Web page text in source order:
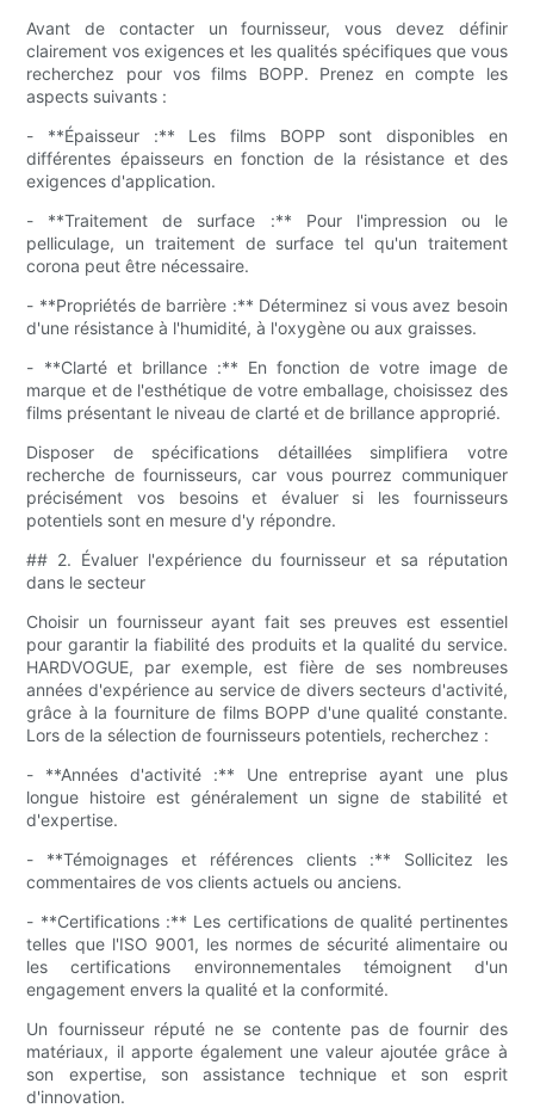
Avant de contacter un fournisseur, vous devez définir
clairement vos exigences et les qualités spécifiques que vous
recherchez pour vos films BOPP. Prenez en compte les
aspects suivants :
- **Épaisseur :** Les films BOPP sont disponibles en
différentes épaisseurs en fonction de la résistance et des
exigences d'application.
- **Traitement de surface :** Pour l'impression ou le
pelliculage, un traitement de surface tel qu'un traitement
corona peut être nécessaire.
- **Propriétés de barrière :** Déterminez si vous avez besoin
d'une résistance à l'humidité, à l'oxygène ou aux graisses.
- **Clarté et brillance :** En fonction de votre image de
marque et de l'esthétique de votre emballage, choisissez des
films présentant le niveau de clarté et de brillance approprié.
Disposer de spécifications détaillées simplifiera votre
recherche de fournisseurs, car vous pourrez communiquer
précisément vos besoins et évaluer si les fournisseurs
potentiels sont en mesure d'y répondre.
## 2. Évaluer l'expérience du fournisseur et sa réputation
dans le secteur
Choisir un fournisseur ayant fait ses preuves est essentiel
pour garantir la fiabilité des produits et la qualité du service.
HARDVOGUE, par exemple, est fière de ses nombreuses
années d'expérience au service de divers secteurs d'activité,
grâce à la fourniture de films BOPP d'une qualité constante.
Lors de la sélection de fournisseurs potentiels, recherchez :
- **Années d'activité :** Une entreprise ayant une plus
longue histoire est généralement un signe de stabilité et
d'expertise.
- **Témoignages et références clients :** Sollicitez les
commentaires de vos clients actuels ou anciens.
- **Certifications :** Les certifications de qualité pertinentes
telles que l'ISO 9001, les normes de sécurité alimentaire ou
les certifications environnementales témoignent d'un
engagement envers la qualité et la conformité.
Un fournisseur réputé ne se contente pas de fournir des
matériaux, il apporte également une valeur ajoutée grâce à
son expertise, son assistance technique et son esprit
d'innovation.